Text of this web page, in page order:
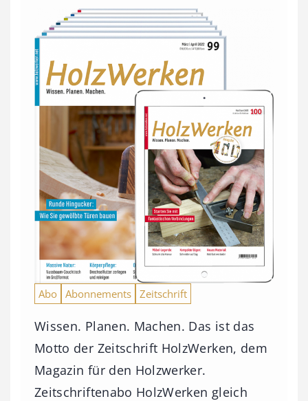
Abo Abonnements Zeitschrift
Wissen. Planen. Machen. Das ist das
Motto der Zeitschrift HolzWerken, dem
Magazin für den Holzwerker.
Zeitschriftenabo HolzWerken gleich